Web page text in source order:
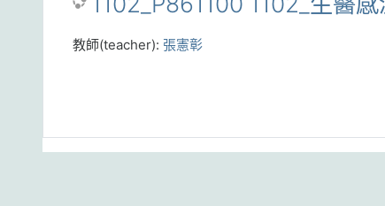
教師(teacher): 張憲彰